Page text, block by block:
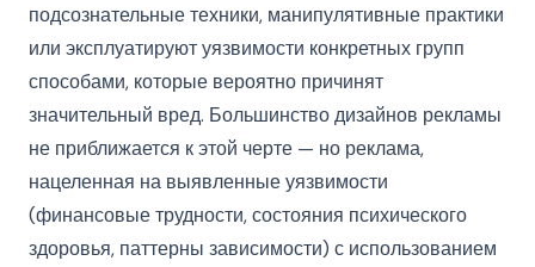
подсознательные техники, манипулятивные практики
или эксплуатируют уязвимости конкретных групп
способами, которые вероятно причинят
значительный вред. Большинство дизайнов рекламы
не приближается к этой черте — но реклама,
нацеленная на выявленные уязвимости
(финансовые трудности, состояния психического
здоровья, паттерны зависимости) с использованием